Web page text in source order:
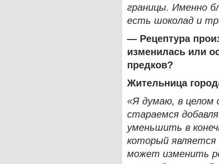
границы. Именно
есть шоколад и
— Рецептура
изменилась или
предков?
Жительница
«Я думаю, в целом
стараемся
уменьшить в
который является
может изменить